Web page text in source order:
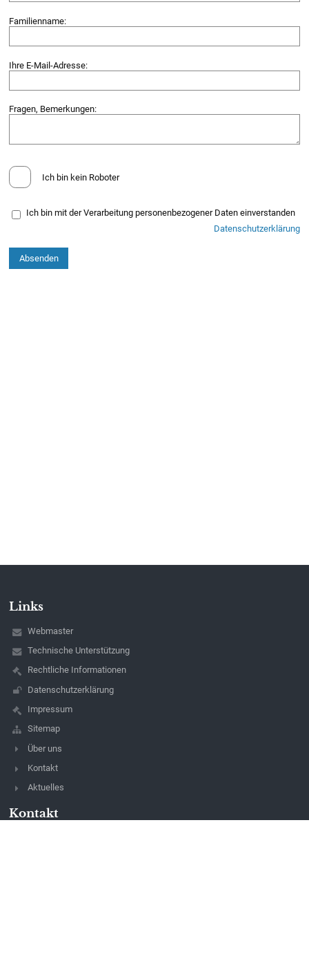
Familienname:
Ihre E-Mail-Adresse:
Fragen, Bemerkungen:
Ich bin kein Roboter
Ich bin mit der Verarbeitung personenbezogener Daten einverstanden
Datenschutzerklärung
Links
Webmaster
Technische Unterstützung
Rechtliche Informationen
Datenschutzerklärung
Impressum
Sitemap
Über uns
Kontakt
Aktuelles
Kontakt